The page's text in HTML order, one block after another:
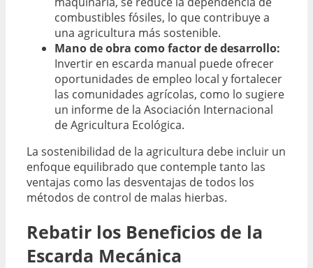
combustibles fósiles, lo que contribuye a
una agricultura más sostenible.
Mano de obra como factor de desarrollo:
Invertir en escarda manual puede ofrecer
oportunidades de empleo local y fortalecer
las comunidades agrícolas, como lo sugiere
un informe de la Asociación Internacional
de Agricultura Ecológica.
La sostenibilidad de la agricultura debe incluir un
enfoque equilibrado que contemple tanto las
ventajas como las desventajas de todos los
métodos de control de malas hierbas.
Rebatir los Beneficios de la
Escarda Mecánica